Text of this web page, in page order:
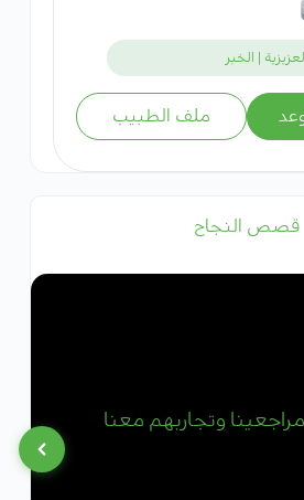
| الخبر
ملف الطبيب
قصص النجاح
وتجاربهم معنا